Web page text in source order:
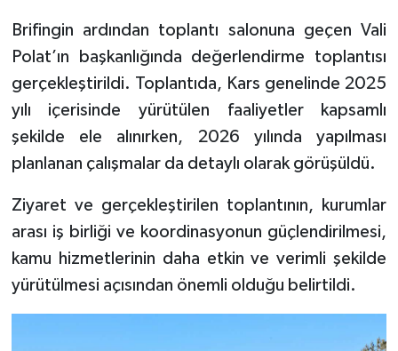
Brifingin ardından toplantı salonuna geçen Vali
Polat’ın başkanlığında değerlendirme toplantısı
gerçekleştirildi. Toplantıda, Kars genelinde 2025
yılı içerisinde yürütülen faaliyetler kapsamlı
şekilde ele alınırken, 2026 yılında yapılması
planlanan çalışmalar da detaylı olarak görüşüldü.
Ziyaret ve gerçekleştirilen toplantının, kurumlar
arası iş birliği ve koordinasyonun güçlendirilmesi,
kamu hizmetlerinin daha etkin ve verimli şekilde
yürütülmesi açısından önemli olduğu belirtildi.